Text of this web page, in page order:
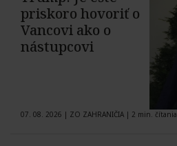
priskoro hovoriť o
Vancovi ako o
nástupcovi
07. 08. 2026 | ZO ZAHRANIČIA | 2 min. čítania